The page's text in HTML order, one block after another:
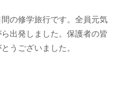
の修学旅行です。全員元気
出発しました。保護者の皆
うございました。